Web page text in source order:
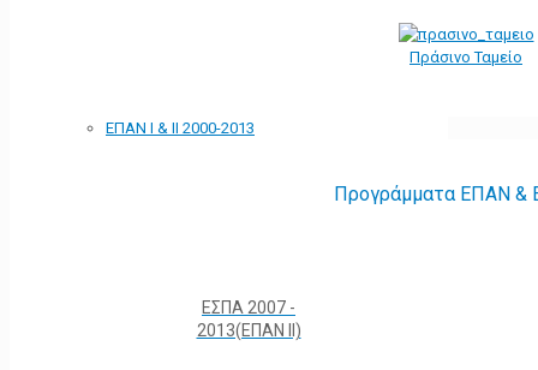
Πράσινο Ταμείο
ΕΠΑΝ Ι & ΙΙ 2000-2013
Προγράμματα ΕΠΑΝ &
ΕΣΠΑ 2007 -
2013(ΕΠΑΝ ΙΙ)